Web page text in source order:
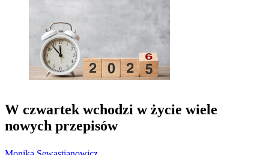
W czwartek wchodzi w życie wiele
nowych przepisów